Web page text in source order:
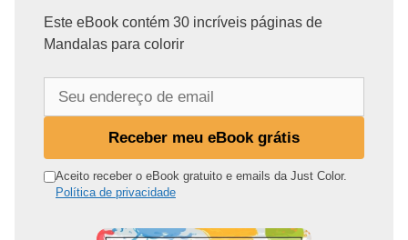
Este eBook contém 30 incríveis páginas de
Mandalas para colorir
n
Receber meu eBook grátis
Aceito receber o eBook gratuito e emails da Just Color.
Política de privacidade